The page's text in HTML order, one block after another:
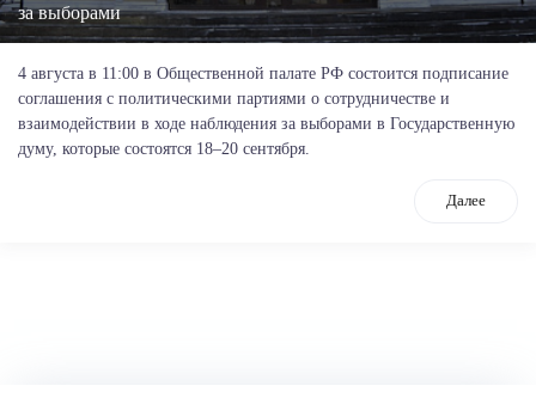
за выборами
4 августа в 11:00 в Общественной палате РФ состоится подписание
соглашения с политическими партиями о сотрудничестве и
взаимодействии в ходе наблюдения за выборами в Государственную
думу, которые состоятся 18–20 сентября.
Далее